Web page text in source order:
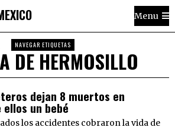
Menu
NAVEGAR ETIQUETAS
DE HERMOSILLO
dejan 8 muertos en
un bebé
los accidentes cobraron la vida de